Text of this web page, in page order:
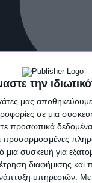
την
μας
σε μια
προσωπικά
προσαρμοσμένες
συσκευή για
διαφήμισης και
υπηρεσιών. Με